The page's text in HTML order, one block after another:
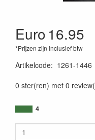
Euro16.95
*Prijzen zijn inclusief btw
Artikelcode: 1261-1446
0 ster(ren) met 0
4